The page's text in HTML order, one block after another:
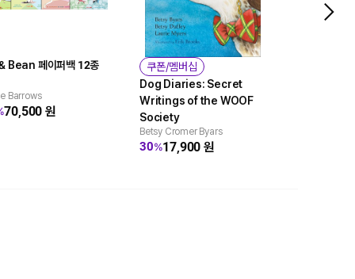
Bean 페이퍼백 12종
Barrows
70,500원
쿠폰/멤버십
Dog Diaries: Secret
Writings of the WOOF
Society
Betsy Cromer Byars
30%17,900원